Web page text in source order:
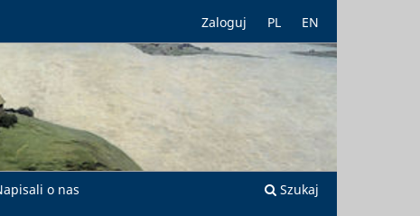
o nas Szukaj
Zaloguj PL EN